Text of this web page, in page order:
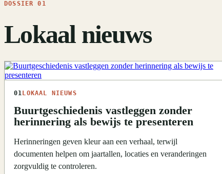
DOSSIER 01
Lokaal nieuws
01 LOKAAL NIEUWS
Buurtgeschiedenis vastleggen zonder
herinnering als bewijs te presenteren
Herinneringen geven kleur aan een verhaal, terwijl
documenten helpen om jaartallen, locaties en veranderingen
zorgvuldig te controleren.